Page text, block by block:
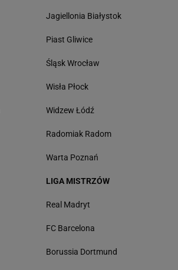
Jagiellonia Białystok
Piast Gliwice
Śląsk Wrocław
Wisła Płock
Widzew Łódź
Radomiak Radom
Warta Poznań
LIGA MISTRZÓW
Real Madryt
FC Barcelona
Borussia Dortmund